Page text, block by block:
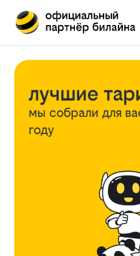
лучшие
мы собрали для
году